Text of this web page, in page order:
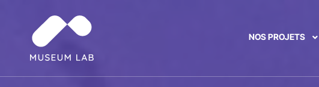
NOS PROJETS